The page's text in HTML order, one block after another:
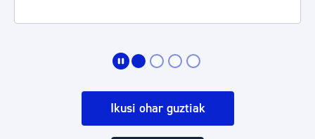
Ikusi ohar guztiak